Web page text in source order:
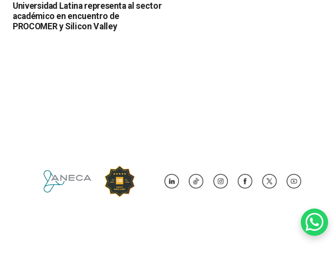
Universidad Latina representa al sector
académico en encuentro de
PROCOMER y Silicon Valley